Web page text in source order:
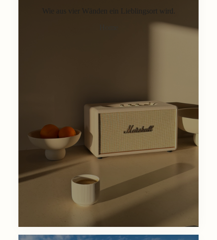
Wie aus vier Wänden ein Lieblingsort wird.